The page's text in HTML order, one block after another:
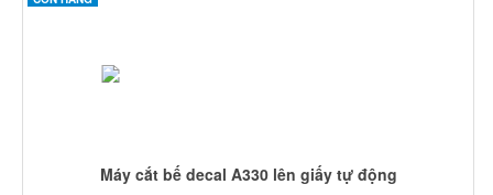
Máy cắt bế decal A330 lên giấy tự động